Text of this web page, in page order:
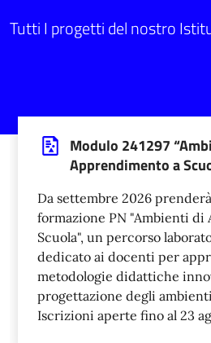
Tutti I progetti del nostro
Modulo 241297
Apprendimento a
Da settembre 2026
formazione PN "Ambienti di
Scuola", un percorso
dedicato ai docenti per
metodologie didattiche
progettazione degli
Iscrizioni aperte fino al 23